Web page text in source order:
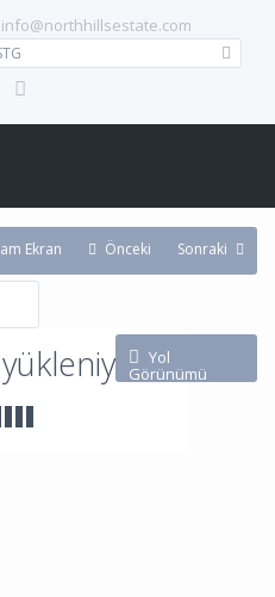
info@northhillsestate.com
Ekran Önceki Sonraki
Yol
Görünümü